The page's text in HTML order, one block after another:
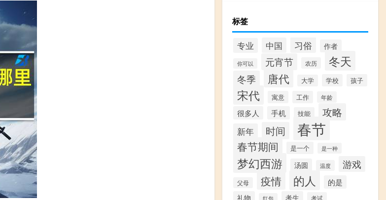
标签
专业 中国 习俗 作者
你可以 元宵节 农历 冬天
冬季 唐代 大学 学校 孩子
宋代 寓意 工作 年龄
很多人 手机 技能 攻略
新年 时间 春节
春节期间 是一个 是一种
梦幻西游 汤圆 温度 游戏
父母 疫情 的人 的是
礼物 红包 考生 考试